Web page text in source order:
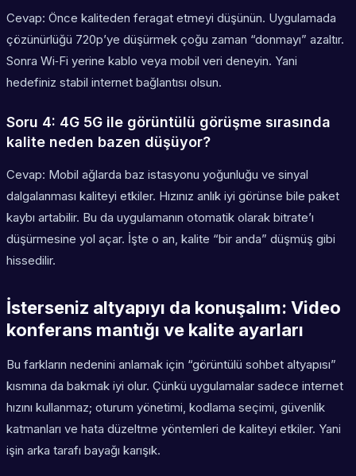
Cevap: Önce kaliteden feragat etmeyi düşünün. Uygulamada
çözünürlüğü 720p’ye düşürmek çoğu zaman “donmayı” azaltır.
Sonra Wi‑Fi yerine kablo veya mobil veri deneyin. Yani
hedefiniz stabil internet bağlantısı olsun.
Soru 4: 4G 5G ile görüntülü görüşme sırasında
kalite neden bazen düşüyor?
Cevap: Mobil ağlarda baz istasyonu yoğunluğu ve sinyal
dalgalanması kaliteyi etkiler. Hızınız anlık iyi görünse bile paket
kaybı artabilir. Bu da uygulamanın otomatik olarak bitrate’ı
düşürmesine yol açar. İşte o an, kalite “bir anda” düşmüş gibi
hissedilir.
İsterseniz altyapıyı da konuşalım: Video
konferans mantığı ve kalite ayarları
Bu farkların nedenini anlamak için “görüntülü sohbet altyapısı”
kısmına da bakmak iyi olur. Çünkü uygulamalar sadece internet
hızını kullanmaz; oturum yönetimi, kodlama seçimi, güvenlik
katmanları ve hata düzeltme yöntemleri de kaliteyi etkiler. Yani
işin arka tarafı bayağı karışık.